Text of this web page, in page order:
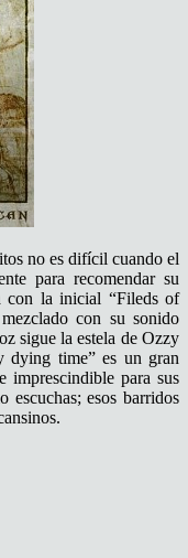
no es difícil cuando el
para recomendar su
con la inicial “Fileds of
con su sonido
sigue la estela de Ozzy
dying time” es un gran
imprescindible para sus
escuchas; esos barridos